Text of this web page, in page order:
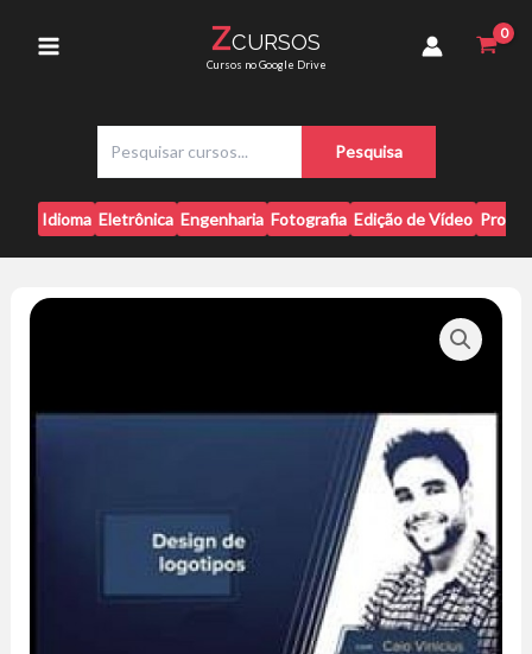
Menu
ZCURSOS
Cursos no Google Drive
s
q
u
i
a
Pesquisa
Idioma Eletrônica Engenharia Fotografia Edição de Vídeo
Caio